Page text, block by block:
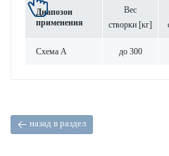
Диапозон
применения
Вес
створки [кг]
Схема A до 300
назад в раздел